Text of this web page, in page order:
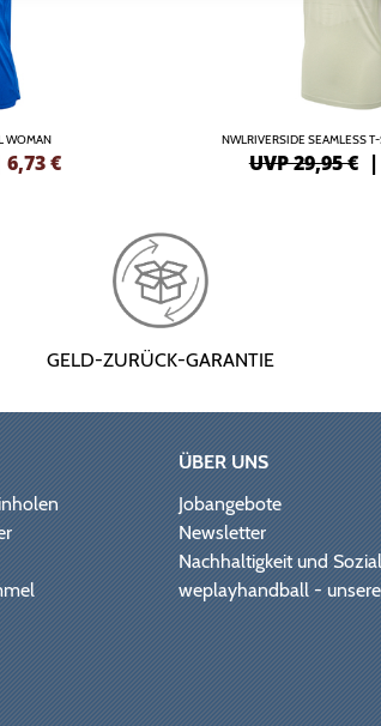
WOMAN
6,73€
NWLRIVERSIDE SEAMLESS
UVP 29,95 € |
GELD-ZURÜCK-GARANTIE
ÜBER UNS
Jobangebote
Newsletter
Nachhaltigkeit und
weplayhandball -